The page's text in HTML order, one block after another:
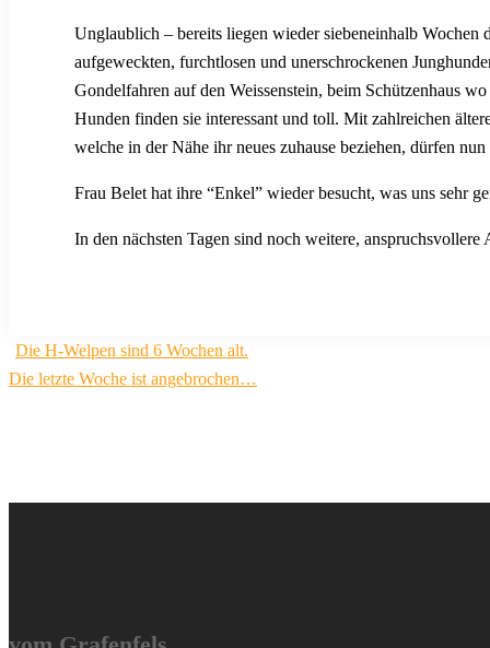
Unglaublich – bereits liegen wieder siebeneinhalb Wochen
aufgeweckten, furchtlosen und unerschrockenen
Gondelfahren auf den Weissenstein, beim Schützenhaus
Hunden finden sie interessant und toll. Mit zahlreichen
welche in der Nähe ihr neues zuhause beziehen, dürfen
Frau Belet hat ihre “Enkel” wieder besucht, was uns sehr
In den nächsten Tagen sind noch weitere,
Beitragsnavigation
Die H-Welpen sind 6 Wochen alt.
Die letzte Woche ist angebrochen…